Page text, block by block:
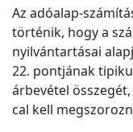
Az adóalap-
történik, hogy a
nyilvántartásai
22. pontjának
árbevétel
cal kell